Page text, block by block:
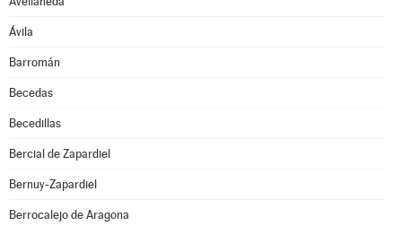
Ávila
Barromán
Becedas
Becedillas
Bercial de Zapardiel
Bernuy-Zapardiel
Berrocalejo de Aragona